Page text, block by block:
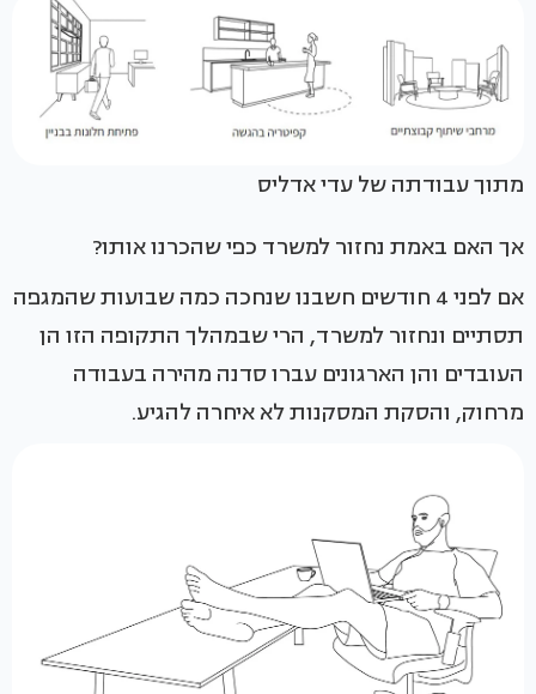
מתוך עבודתה של עדי אדליס
אך האם באמת נחזור למשרד כפי שהכרנו אותו?
אם לפני 4 חודשים חשבנו שנחכה כמה שבועות שהמגפה
תסתיים ונחזור למשרד, הרי שבמהלך התקופה הזו הן
העובדים והן הארגונים עברו סדנה מהירה בעבודה
מרחוק, והסקת המסקנות לא איחרה להגיע.